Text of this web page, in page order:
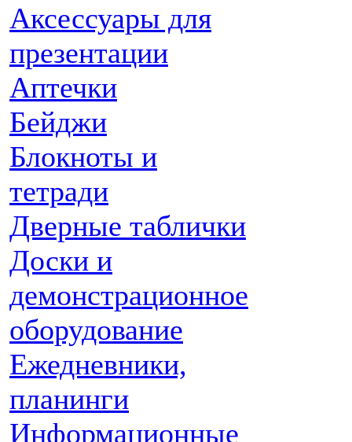
Аксессуары для
презентации
Аптечки
Бейджи
Блокноты и
тетради
Дверные таблички
Доски и
демонстрационное
оборудование
Ежедневники,
планинги
Информационные